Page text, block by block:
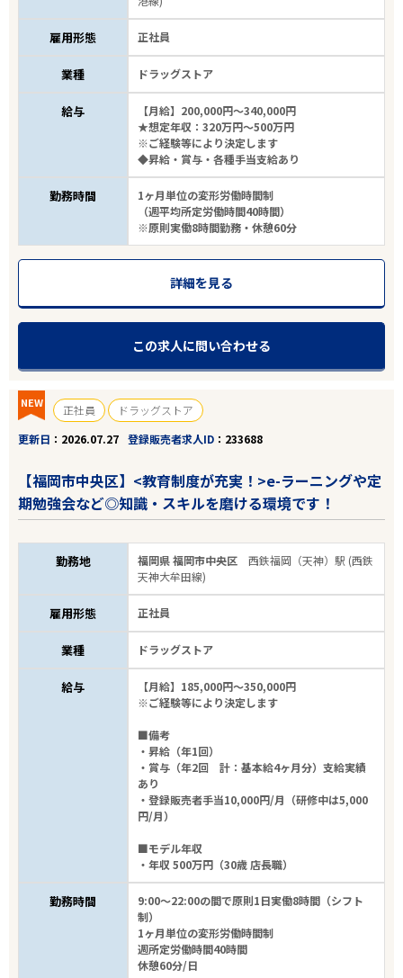
雇用形態 正社員
業種 ドラッグストア
給与
【月給】200,000円～340,000円
★想定年収：320万円～500万円
※ご経験等により決定します
◆昇給・賞与・各種手当支給あり
勤務時間
1ヶ月単位の変形労働時間制
（週平均所定労働時間40時間）
※原則実働8時間勤務・休憩60分
詳細を見る
この求人に問い合わせる
NEW 正社員
ドラッグストア
更新日
2026.07.27 登録販売者求人ID 233688
【福岡市中央区】<教育制度が充実！>e-ラーニングや定
期勉強会など◎知識・スキルを磨ける環境です！
勤務地 福岡県 福岡市中央区西鉄福岡（天神）駅 (西鉄
天神大牟田線)
雇用形態 正社員
業種 ドラッグストア
給与
【月給】185,000円～350,000円
※ご経験等により決定します
■備考
・昇給（年1回）
・賞与（年2回 計：基本給4ヶ月分）支給実績
あり
・登録販売者手当10,000円/月（研修中は5,000
円/月）
■モデル年収
・年収 500万円（30歳 店長職）
勤務時間
9:00～22:00の間で原則1日実働8時間（シフト
制）
1ヶ月単位の変形労働時間制
週所定労働時間40時間
休憩60分/日